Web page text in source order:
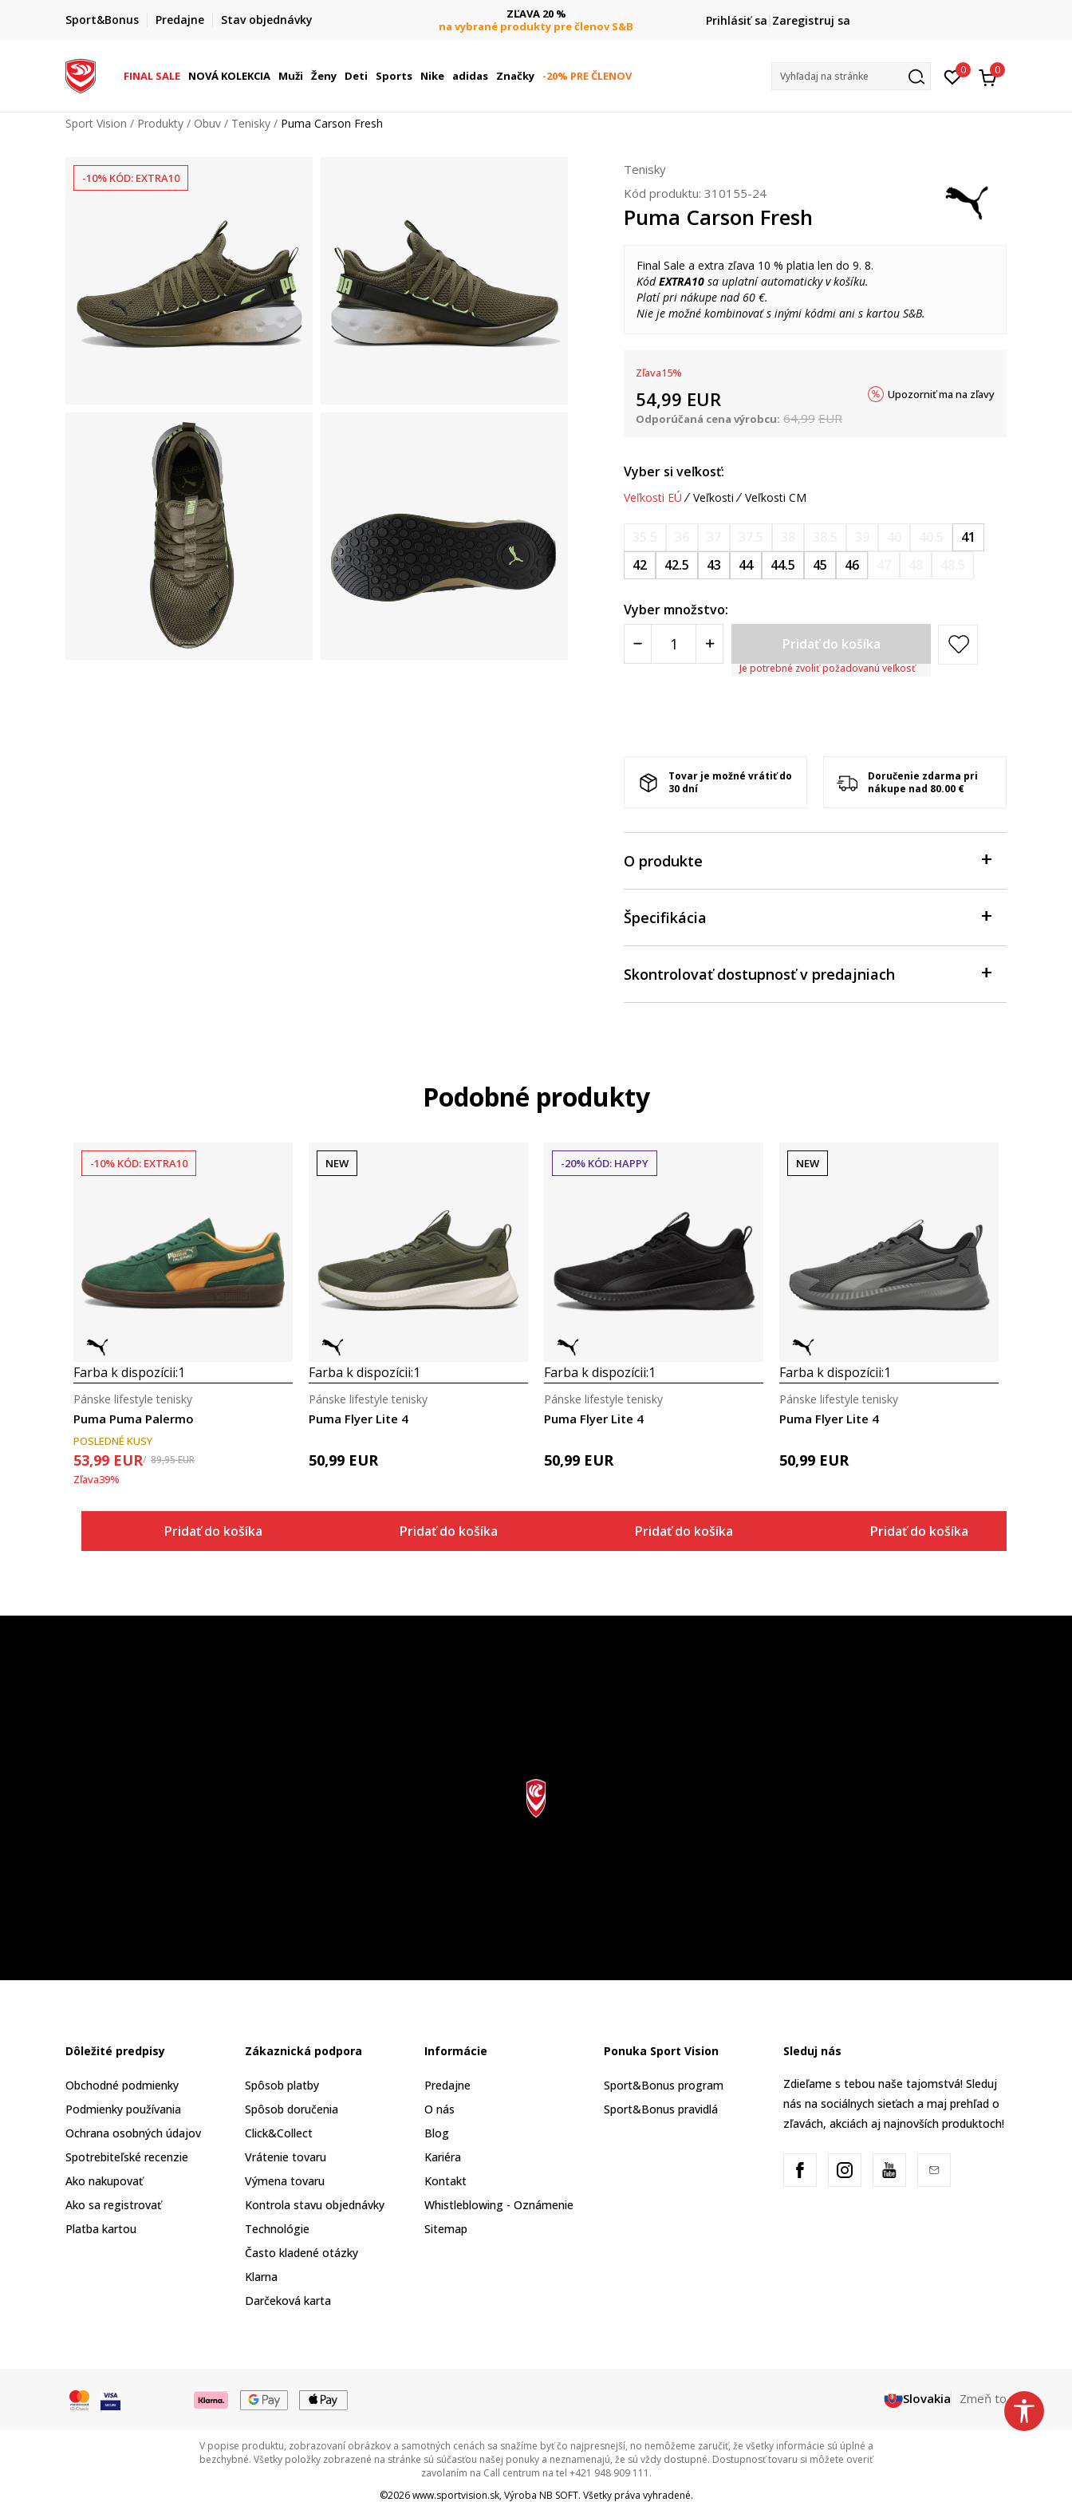
Sport&Bonus Predajne Stav objednávky
FINAL SALE AŽ -60 %
+ extra zľava 10 % len do 9. 8.
ZĽAVA 20 %
na vybrané produkty pre členov S&B
DOPRAVA ZADARMO
pri objednaní nad 80 € (neplatí pre Click&Collect)
Prihlásiť sa Zaregistruj sa
FINAL SALE NOVÁ KOLEKCIA Muži Ženy Deti Sports Nike adidas Značky -20% PRE ČLENOV Vyhľadaj na stránke 0 0
Sport Vision Produkty Obuv Tenisky Puma Carson Fresh
-10% KÓD: EXTRA10
Tenisky
Kód produktu: 310155-24
Puma Carson Fresh
Final Sale a extra zľava 10 % platia len do 9. 8.
KódEXTRA10 sa uplatní automaticky v košíku.
Platí pri nákupe nad 60 €.
Nie je možné kombinovať s inými kódmi ani s kartou S&B.
Zľava15%
54,99 EUR
Odporúčaná cena výrobcu: 64,99 EUR
Upozorniť ma na zľavy
Vyber si veľkosť:
Veľkosti EÚ Veľkosti Veľkosti CM
41
42
42.5 43 44 44.5 45 46
Vyber množstvo:
Pridať do košíka
Je potrebné zvoliť požadovanú veľkosť
Tovar je možné vrátiť do
30 dní
Doručenie zdarma pri
nákupe nad 80.00 €
O produkte
Špecifikácia
Skontrolovať dostupnosť v predajniach
Podobné produkty
-10% KÓD: EXTRA10
Farba k dispozícii:1
Puma Puma Palermo
Pánske lifestyle tenisky
POSLEDNÉ KUSY
53,99 EUR 89,95EUR
Zľava39%
Pridať do košíka
NEW
Farba k dispozícii:1
Puma Flyer Lite 4
Pánske lifestyle tenisky
50,99 EUR
Pridať do košíka
-20% KÓD: HAPPY
Farba k dispozícii:1
Puma Flyer Lite 4
Pánske lifestyle tenisky
50,99 EUR
Pridať do košíka
NEW
Farba k dispozícii:1
Puma Flyer Lite 4
Pánske lifestyle tenisky
50,99 EUR
Pridať do košíka
Dôležité predpisy
Obchodné podmienky
Podmienky používania
Ochrana osobných údajov
Spotrebiteľské recenzie
Ako nakupovať
Ako sa registrovať
Platba kartou
Zákaznická podpora
Spôsob platby
Spôsob doručenia
Click&Collect
Vrátenie tovaru
Výmena tovaru
Kontrola stavu objednávky
Technológie
Často kladené otázky
Klarna
Darčeková karta
Informácie
Predajne
O nás
Blog
Kariéra
Kontakt
Whistleblowing - Oznámenie
Sitemap
Ponuka Sport Vision
Sport&Bonus program
Sport&Bonus pravidlá
Sleduj nás
Zdieľame s tebou naše tajomstvá! Sleduj
nás na sociálnych sieťach a maj prehľad o
zľavách, akciách aj najnovších produktoch!
Slovakia Zmeň to
V popise produktu, zobrazovaní obrázkov a samotných cenách sa snažíme byť čo najpresnejší, no nemôžeme zaručiť, že všetky informácie sú úplné a
bezchybné. Všetky položky zobrazené na stránke sú súčasťou našej ponuky a neznamenajú, že sú vždy dostupné. Dostupnosť tovaru si môžete overiť
zavolaním na Call centrum na tel +421 948 909 111.
©2026www.sportvision.sk, Výroba NB SOFT. Všetky práva vyhradené.